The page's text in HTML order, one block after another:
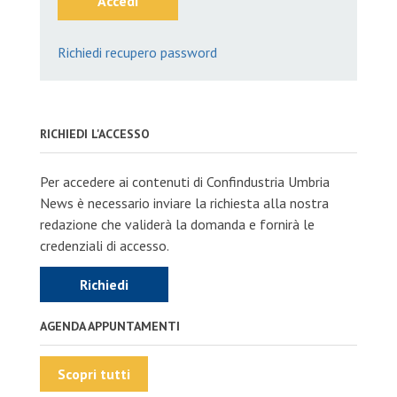
Richiedi recupero password
RICHIEDI L'ACCESSO
Per accedere ai contenuti di Confindustria Umbria
News è necessario inviare la richiesta alla nostra
redazione che validerà la domanda e fornirà le
credenziali di accesso.
Richiedi
AGENDA APPUNTAMENTI
Scopri tutti